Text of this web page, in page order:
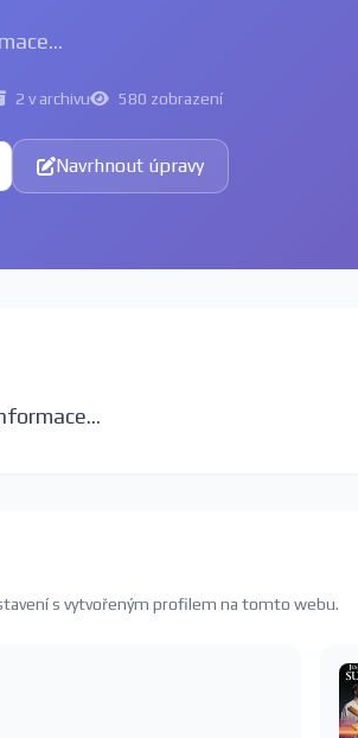
2 v archivu 580 zobrazení
Navrhnout úpravy
s vytvořeným profilem na tomto webu.